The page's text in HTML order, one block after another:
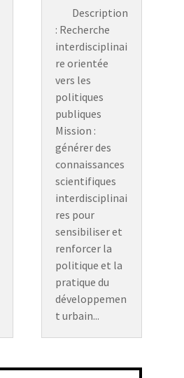
Description
: Recherche
interdisciplinai
re orientée
vers les
politiques
publiques
Mission :
générer des
connaissances
scientifiques
interdisciplinai
res pour
sensibiliser et
renforcer la
politique et la
pratique du
développemen
t urbain...